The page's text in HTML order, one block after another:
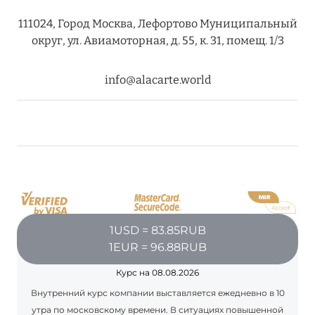
08 августа 2024
THE NAUTILUS MALDIVES: МАНТЫ, КИТОВЫЕ
АКУЛЫ И ПРЕДЛОЖЕНИЯ ОТ ОТЕЛЯ
ONE&ONLY PORTONOVI: В АВГУСТЕ ПО
СПЕЦИАЛЬНЫМ ЦЕНАМ
BIJAL: АКТУАЛЬНЫЕ СПЕЦИАЛЬНЫЕ
111024, Город Москва, Лефортово Муниципальный
округ, ул. Авиамоторная, д. 55, к. 31, помещ. 1/3
info@alacarte.world
1USD = 83.85RUB
1EUR = 96.88RUB
Курс на 08.08.2026
Внутренний курс компании выставляется ежедневно в 10
утра по московскому времени. В ситуациях повышенной